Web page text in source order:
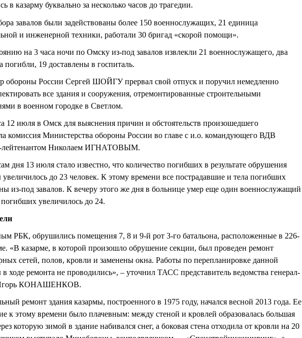
в казарму буквально за несколько часов до трагедии.
завалов были задействованы более 150 военнослужащих, 21 единица
и инженерной техники, работали 30 бригад «скорой помощи».
на 3 часа ночи по Омску из-под завалов извлекли 21 военнослужащего, два
погибли, 19 доставлены в госпиталь.
обороны России Сергей ШОЙГУ прервал свой отпуск и поручил немедленно
все здания и сооружения, отремонтированные строительными
в военном городке в Светлом.
12 июля в Омск для выяснения причин и обстоятельств произошедшего
комиссия Министерства обороны России во главе с и.о. командующего ВДВ
лейтенантом Николаем ИГНАТОВЫМ.
дня 13 июля стало известно, что количество погибших в результате обрушения
увеличилось до 23 человек. К этому времени все пострадавшие и тела погибших
из-под завалов. К вечеру этого же дня в больнице умер еще один военнослужащий
увеличилось до 24.
РБК, обрушились помещения 7, 8 и 9-й рот 3-го батальона, расположенные в 226-
«В казарме, в которой произошло обрушение секции, был проведен ремонт
сетей, полов, кровли и заменены окна. Работы по перепланировке данной
в ходе ремонта не проводились», – уточнил ТАСС представитель ведомства генерал-
КОНАШЕНКОВ.
ремонт здания казармы, построенного в 1975 году, начался весной 2013 года. Ее
к этому времени было плачевным: между стеной и кровлей образовалась большая
которую зимой в здание набивался снег, а боковая стена отходила от кровли на 20